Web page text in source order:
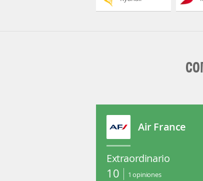
Air France
Extraordinario
10 1 opiniones